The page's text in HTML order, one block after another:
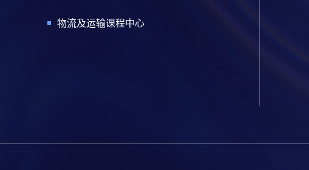
物流及运输课程中心